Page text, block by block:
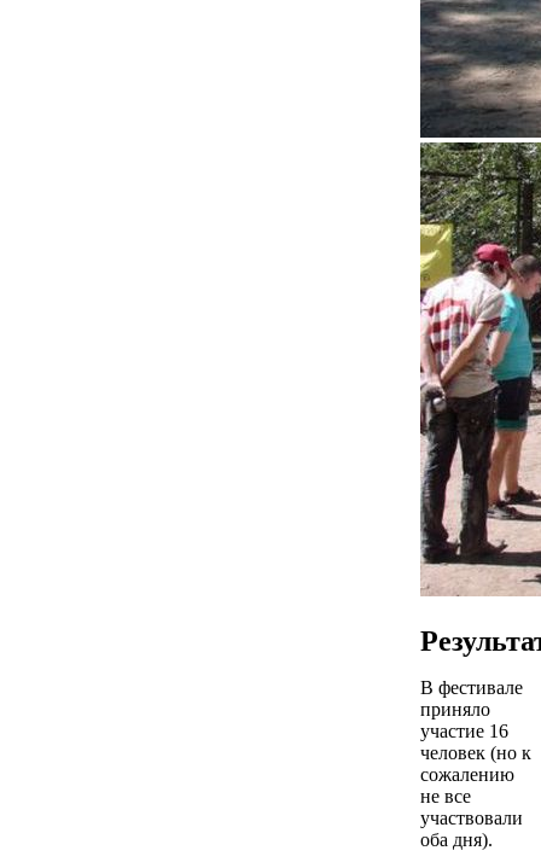
В фестивале
приняло
участие 16
человек (но к
сожалению
не все
участвовали
оба дня).